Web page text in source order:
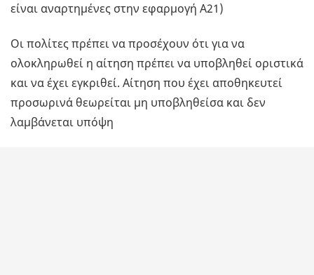
είναι αναρτημένες στην εφαρμογή Α21)
Οι πολίτες πρέπει να προσέχουν ότι για να
ολοκληρωθεί η αίτηση πρέπει να υποβληθεί οριστικά
και να έχει εγκριθεί. Αίτηση που έχει αποθηκευτεί
προσωρινά θεωρείται μη υποβληθείσα και δεν
λαμβάνεται υπόψη